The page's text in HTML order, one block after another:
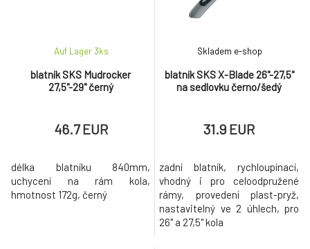
blatník SKS Mudrocker
27,5"-29" černý
Auf Lager 3ks
46.7 EUR
délka blatníku 840mm,
uchycení na rám kola,
hmotnost 172g, černý
blatník SKS X-Blade 26"-27,5"
na sedlovku černo/šedý
Skladem e-shop
31.9 EUR
zadní blatník, rychloupínací,
vhodný i pro celoodpružené
rámy, provedení plast-pryž,
nastavitelný ve 2 úhlech, pro
26" a 27,5" kola